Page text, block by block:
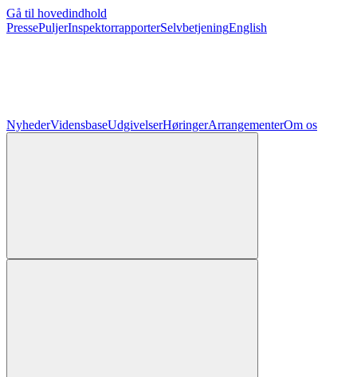
Gå til hovedindhold
PressePuljerInspektorrapporterSelvbetjeningEnglish
NyhederVidensbaseUdgivelserHøringerArrangementerOm os